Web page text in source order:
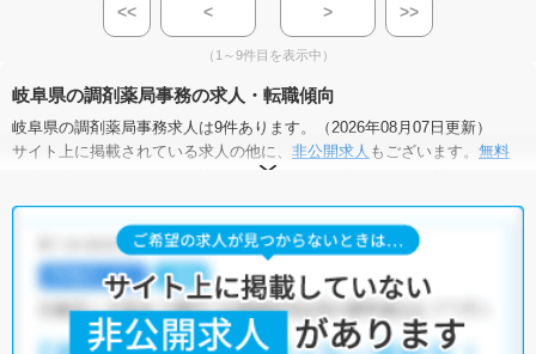
<< < > >>
（1～9件目を表示中）
岐阜県の調剤薬局事務の求人・転職傾向
岐阜県の調剤薬局事務求人は9件あります。（2026年08月07日更新）
サイト上に掲載されている求人の他に、 非公開求人 もございます。 無料
にお申し込みいただくと、全求人からご希望条件に合
無料転職支援サービスにお申し込みいただくと、ご希望条件をヒアリン
グした上で求人をご提案いたします。
ご希望条件がまだ定まっていない方は人気の希望条件をピックアップし
た求人特集をぜひご活用ください。
転職支援の他、情報収集や募集状況の確認も、お気軽にご相談くださ